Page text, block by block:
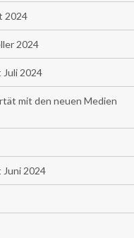
2024
2024
2024
mit den neuen Medien
2024